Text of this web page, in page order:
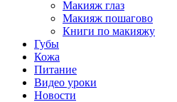
Макияж глаз
Макияж пошагово
Книги по макияжу
Губы
Кожа
Питание
Видео уроки
Новости